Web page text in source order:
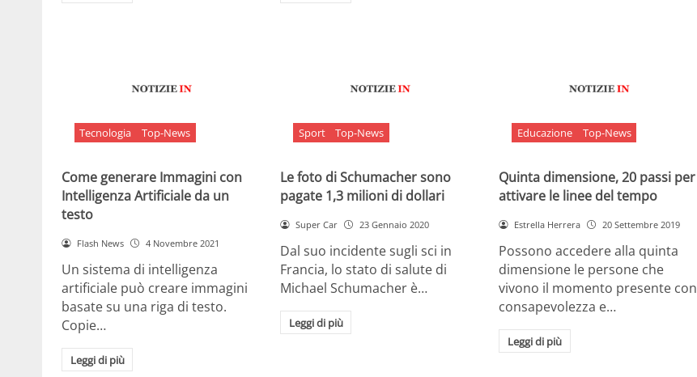
Tecnologia Top-News
Come generare Immagini con
Intelligenza Artificiale da un
testo
Flash News 4 Novembre 2021
Un sistema di intelligenza
artificiale può creare immagini
basate su una riga di testo.
Copie…
Leggi di più
Sport Top-News
Le foto di Schumacher sono
pagate 1,3 milioni di dollari
Super Car 23 Gennaio 2020
Dal suo incidente sugli sci in
Francia, lo stato di salute di
Michael Schumacher è…
Leggi di più
Educazione Top-News
Quinta dimensione, 20 passi per
attivare le linee del tempo
Estrella Herrera 20 Settembre 2019
Possono accedere alla quinta
dimensione le persone che
vivono il momento presente con
consapevolezza e…
Leggi di più